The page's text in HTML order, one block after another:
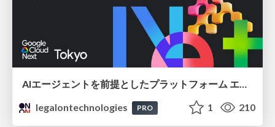
legalontechnologies
PRO 1 210